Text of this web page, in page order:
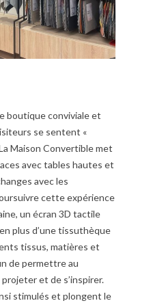
boutique conviviale et
se sentent «
Maison Convertible met
avec tables hautes et
avec les
cette expérience
un écran 3D tactile
plus d’une tissuthèque
tissus, matières et
de permettre au
et de s’inspirer.
stimulés et plongent le